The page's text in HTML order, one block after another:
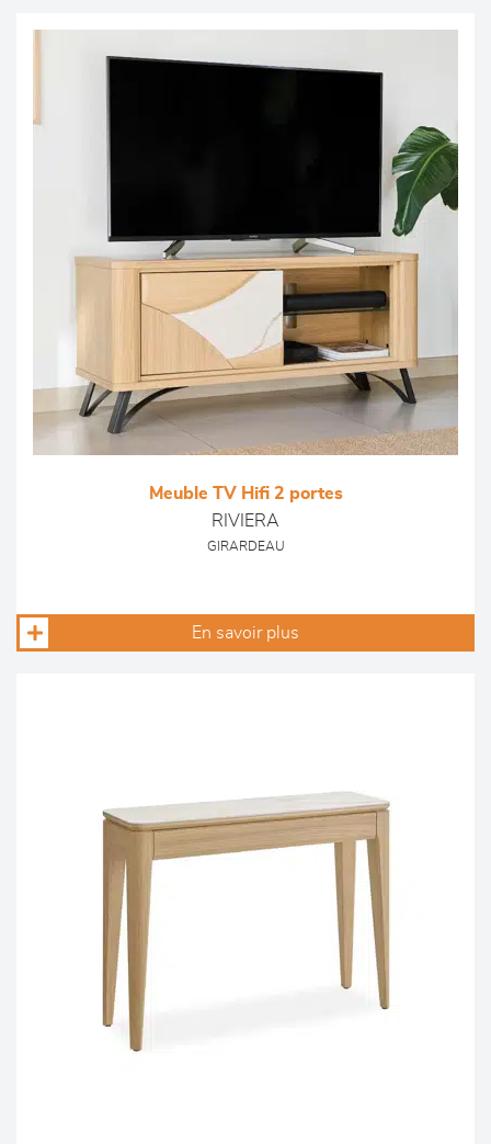
Meuble TV Hifi 2 portes
RIVIERA
GIRARDEAU
En savoir plus